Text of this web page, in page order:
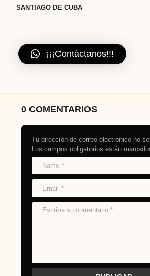
SANTIAGO DE CUBA
¡¡¡Contáctanos!!!
0 COMENTARIOS
Tu dirección de correo electrónico no
Los campos obligatorios están